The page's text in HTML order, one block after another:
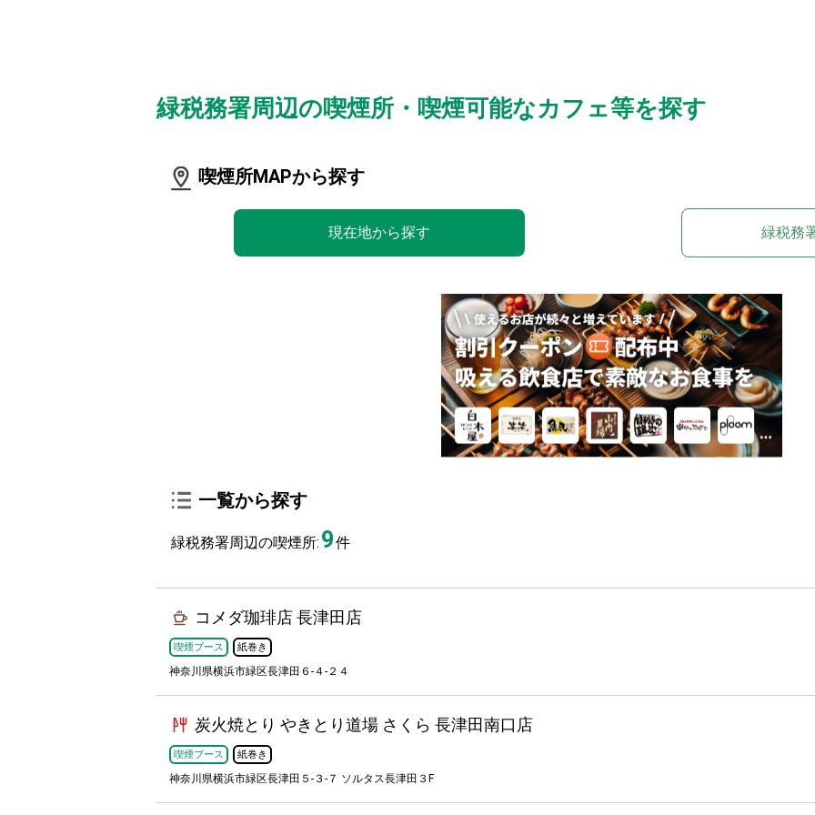
緑税務署周辺の喫煙所・喫煙可能なカフェ等を探す
喫煙所MAPから探す
現在地から探す 緑税務
一覧から探す
緑税務署周辺の喫煙所: 9件
コメダ珈琲店 長津田店
喫煙ブース 紙巻き
神奈川県横浜市緑区長津田６-４-２４
炭火焼とり やきとり道場 さくら 長津田南口店
喫煙ブース 紙巻き
神奈川県横浜市緑区長津田５-３-７ ソルタス長津田３F